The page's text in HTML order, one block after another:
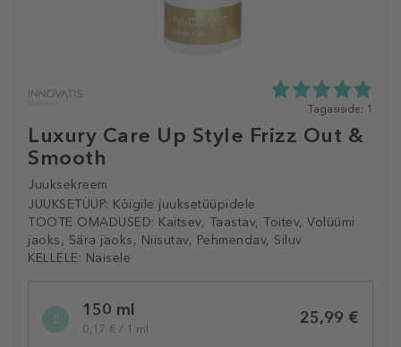
Luxury Care Up Style Frizz Out &
Smooth
Juuksekreem
JUUKSETÜÜP: Kõigile juuksetüüpidele
TOOTE OMADUSED: Kaitsev, Taastav, Toitev, Volüümi
jaoks, Sära jaoks, Niisutav, Pehmendav, Siluv
KELLELE: Naisele
5.0
5st
Tagasiside: 1
variation150 ml
0,17 € / 1 ml
25,99 €